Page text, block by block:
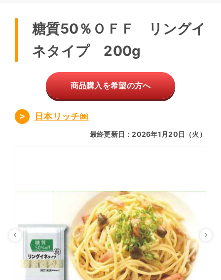
糖質50％ＯＦＦ リングイ
ネタイプ 200g
商品購入を希望の方へ
日本リッチ㈱
最終更新日：2026年1月20日（火）
Previous